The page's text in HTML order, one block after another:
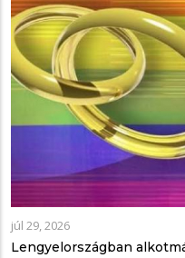
júl 29, 2026
Lengyelországban